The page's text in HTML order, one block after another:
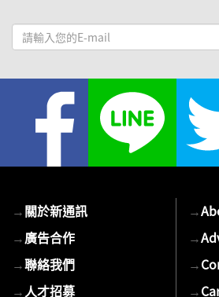
請
輸
→關於新通訊
→廣告合作
→聯絡我們
→人才招募
→
→
→
→